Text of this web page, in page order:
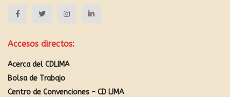
Accesos directos:
Acerca del CDLIMA
Bolsa de Trabajo
Centro de Convenciones – CD LIMA